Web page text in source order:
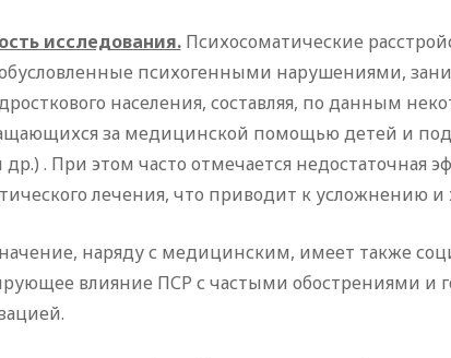
исследования.Психосоматические
психогенными нарушениями,
населения, составляя, по данным
за медицинской помощью детей и
др.) . При этом часто отмечается недостаточная
лечения, что приводит к усложнению
наряду с медицинским, имеет также
влияние ПСР с частыми обострениями и